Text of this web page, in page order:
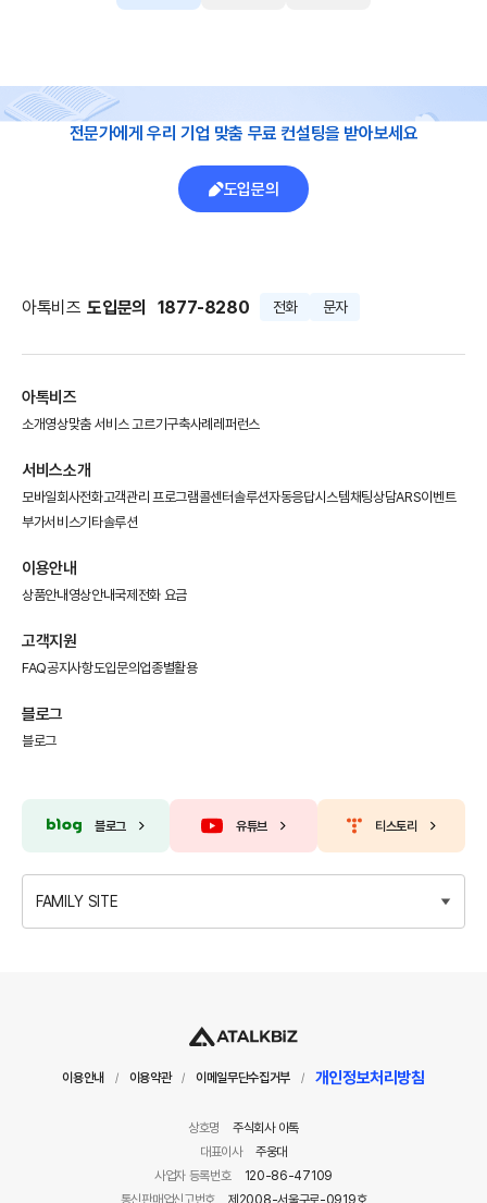
전문가에게 우리 기업 맞춤 무료 컨설팅을 받아보세요
도입문의
아톡비즈 도입문의 1877-8280 전화 문자
아톡비즈
소개영상맞춤 서비스 고르기구축사례 레퍼런스
서비스소개
모바일회사전화고객관리 프로그램콜센터솔루션자동응답시스템채팅상담ARS이벤트
부가서비스기타솔루션
이용안내
상품안내 영상안내국제전화 요금
고객지원
FAQ공지사항도입문의 업종별활용
블로그
블로그
블로그 유튜브 티스토리
FAMILY SITE
이용안내 / 이용약관 / 이메일무단수집거부 / 개인정보처리방침
상호명
주식회사 아톡
대표이사
주웅대
사업자 등록번호
120-86-47109
통신판매업신고번호
제2008-서울구로-0919호